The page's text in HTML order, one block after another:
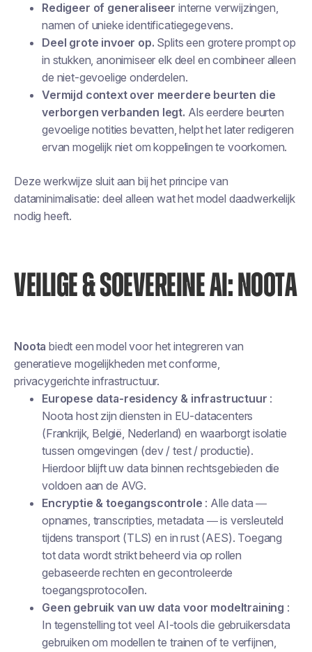
Redigeer of generaliseer interne verwijzingen,
namen of unieke identificatiegegevens.
Deel grote invoer op. Splits een grotere prompt op
in stukken, anonimiseer elk deel en combineer alleen
de niet-gevoelige onderdelen.
Vermijd context over meerdere beurten die
verborgen verbanden legt. Als eerdere beurten
gevoelige notities bevatten, helpt het later redigeren
ervan mogelijk niet om koppelingen te voorkomen.
Deze werkwijze sluit aan bij het principe van
dataminimalisatie: deel alleen wat het model daadwerkelijk
nodig heeft.
VEILIGE & SOEVEREINE AI: NOOTA
Noota biedt een model voor het integreren van
generatieve mogelijkheden met conforme,
privacygerichte infrastructuur.
Europese data-residency & infrastructuur :
Noota host zijn diensten in EU-datacenters
(Frankrijk, België, Nederland) en waarborgt isolatie
tussen omgevingen (dev / test / productie).
Hierdoor blijft uw data binnen rechtsgebieden die
voldoen aan de AVG.
Encryptie & toegangscontrole : Alle data —
opnames, transcripties, metadata — is versleuteld
tijdens transport (TLS) en in rust (AES). Toegang
tot data wordt strikt beheerd via op rollen
gebaseerde rechten en gecontroleerde
toegangsprotocollen.
Geen gebruik van uw data voor modeltraining :
In tegenstelling tot veel AI-tools die gebruikersdata
gebruiken om modellen te trainen of te verfijnen,